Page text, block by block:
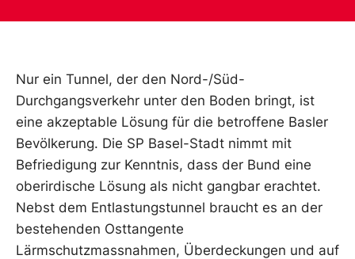
Nur ein Tunnel, der den Nord-/Süd-
Durchgangsverkehr unter den Boden bringt, ist
eine akzeptable Lösung für die betroffene Basler
Bevölkerung. Die SP Basel-Stadt nimmt mit
Befriedigung zur Kenntnis, dass der Bund eine
oberirdische Lösung als nicht gangbar erachtet.
Nebst dem Entlastungstunnel braucht es an der
bestehenden Osttangente
Lärmschutzmassnahmen, Überdeckungen und auf